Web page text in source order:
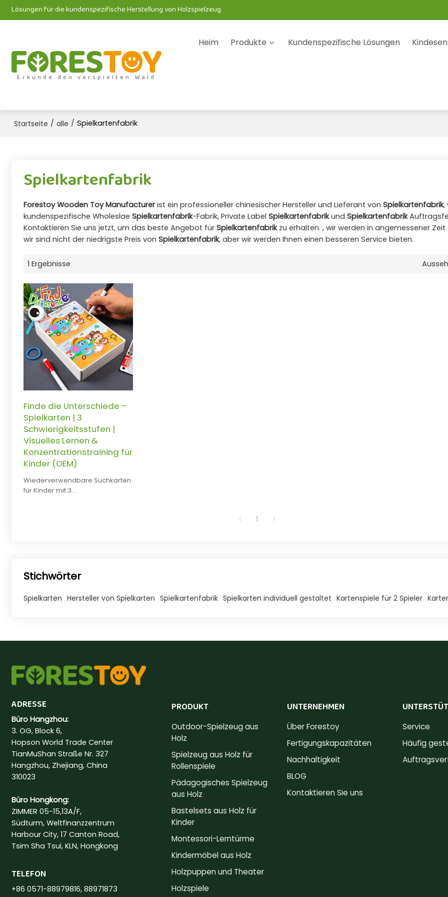
Lösungen für die kundenspezifische Herstellung von Holzspielzeug
Erkunde den verspielten Wald
Heim Produkte Kundenspezifische Lösungen
Startseite / alle / Spielkartenfabrik
Spielkartenfabrik
Forestoy Wooden Toy Manufacturerist ein professioneller chinesischer Hersteller und Lieferant von Spielkartenfabrik,
kundenspezifische Wholeslae Spielkartenfabrik-Fabrik, Private Label Spielkartenfabrikund Spielkartenfabrik
Kontaktieren Sie uns jetzt, um das beste Angebot für Spielkartenfabrikzu erhalten. , wir werden in angemessener
wir sind nicht der niedrigste Preis von Spielkartenfabrik, aber wir werden Ihnen einen besseren Service bieten.
1 Ergebnisse
Finde die Unterschiede –
Spielkarten | 3
Schwierigkeitsstufen |
Visuelles Lernen &
Konzentrationstraining für
Kinder (OEM)
Wiederverwendbare Suchkarten
für Kinder mit 3
1
Stichwörter
Spielkarten Hersteller von Spielkarten Spielkartenfabrik Spielkarten individuell gestaltet Kartenspiele für 2 Spieler
ADRESSE
Büro Hangzhou:
3. OG, Block 6,
Hopson World Trade Center
TianMuShan Straße Nr. 327
Hangzhou, Zhejiang, China
310023
Büro Hongkong:
ZIMMER 05-15,13A/F,
Südturm, Weltfinanzzentrum
Harbour City, 17 Canton Road,
Tsim Sha Tsui, KLN, Hongkong
TELEFON
+86 0571-88979816, 88971873
PRODUKT
Outdoor-Spielzeug aus
Holz
Spielzeug aus Holz für
Rollenspiele
Pädagogisches Spielzeug
aus Holz
Bastelsets aus Holz für
Kinder
Montessori-Lerntürme
Kindermöbel aus Holz
Holzpuppen und Theater
Holzspiele
UNTERNEHMEN
Über Forestoy
Fertigungskapazitäten
Nachhaltigkeit
BLOG
Kontaktieren Sie uns
Service
Häufig